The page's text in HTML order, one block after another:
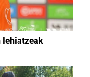
lehiatzeak